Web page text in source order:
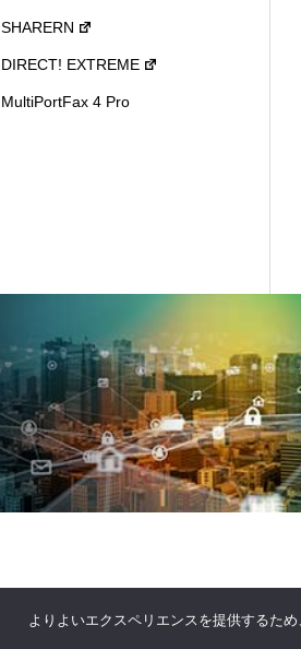
SHARERN
DIRECT! EXTREME
MultiPortFax 4 Pro
よりよいエクスペリエンスを提供するた